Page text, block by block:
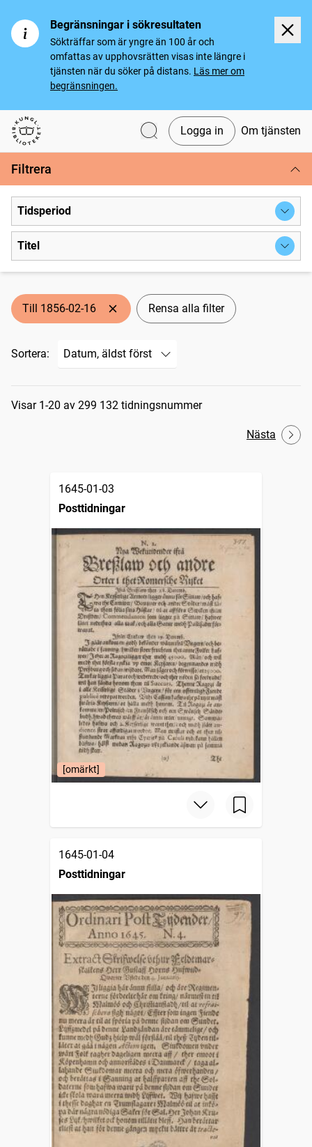
Begränsningar i sökresultaten
Sökträffar som är yngre än 100 år och
omfattas av upphovsrätten visas inte längre i
tjänsten när du söker på distans. Läs mer om
begränsningen.
Svenska tidningar
Logga in Om tjänsten
Filtrera
Tidsperiod
Titel
Till 1856-02-16 Rensa alla filter
Sortera:
Sökresultat
Visar 1-20 av 299 132 tidningsnummer
Nästa
1645-01-03
Posttidningar
[omärkt]
1645-01-04
Posttidningar